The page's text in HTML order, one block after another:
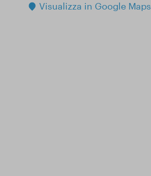
Visualizza in Google Maps